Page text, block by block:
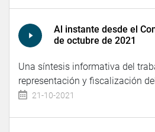
Al instante desde el
de octubre de 2021
Una síntesis informativa del
representación y fiscalización
21-10-2021